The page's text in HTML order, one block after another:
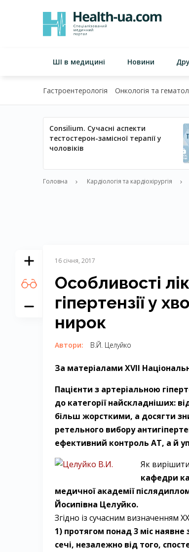
ШІ в медицині Новини
Гастроентерологія Онкологія та
Consilium. Сучасні аспекти
тестостерон-замісної терапії у
чоловіків
Головна Кардіологія та кардіохірургія
16 січня, 2017
Особливості
гіпертензії у
нирок
Автори: В.Й. Целуйко
За матеріалами XVII
Пацієнти з артеріальною
до категоріїнайскладніших:
більш жорсткими, а досягти
ретельного вибору
ефективний контроль АТ, а й
Як
кафедри
медичної академії
Йосипівна Целуйко.
Згідно із сучасним визначенням
1) протягом понад 3 міс
сечі, незалежно від того,